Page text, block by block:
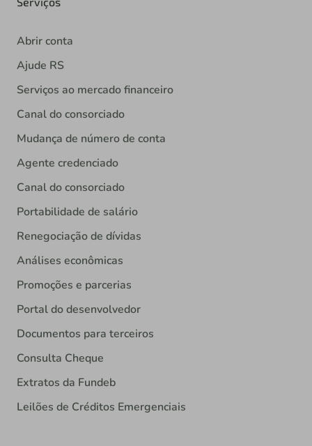
Abrir conta
Ajude RS
Serviços ao mercado financeiro
Canal do consorciado
Mudança de número de conta
Agente credenciado
Canal do consorciado
Portabilidade de salário
Renegociação de dívidas
Análises econômicas
Promoções e parcerias
Portal do desenvolvedor
Documentos para terceiros
Consulta Cheque
Extratos da Fundeb
Leilões de Créditos Emergenciais